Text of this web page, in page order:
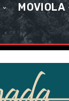
MOVIOLA